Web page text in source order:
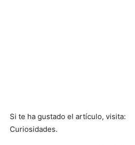
Si te ha gustado el artículo, visita:
Curiosidades.